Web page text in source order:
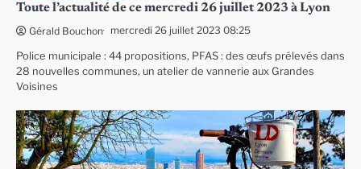
Toute l’actualité de ce mercredi 26 juillet 2023 à Lyon
Gérald Bouchon mercredi 26 juillet 2023 08:25
Police municipale : 44 propositions, PFAS : des œufs prélevés dans
28 nouvelles communes, un atelier de vannerie aux Grandes
Voisines